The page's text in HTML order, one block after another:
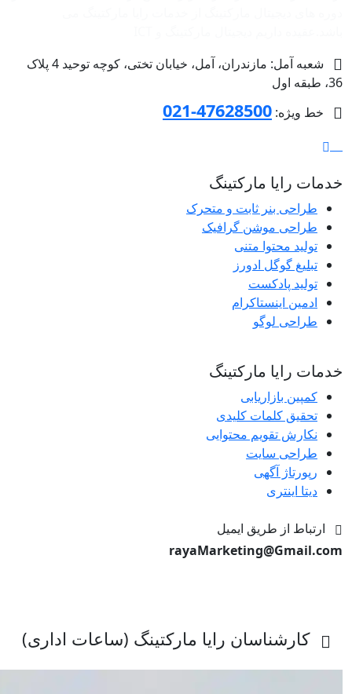
شعبه آمل: مازندران، آمل، خیابان تختی، کوچه توحید 4 پلاک
36، طبقه اول
خط ویژه: 47628500-021
خدمات رایا مارکتینگ
طراحی بنر ثابت و متحرک
طراحی موشن گرافیک
تولید محتوا متنی
تبلیغ گوگل ادورز
تولید پادکست
ادمین اینستاکرام
طراحی لوگو
خدمات رایا مارکتینگ
کمپین بازاریابی
تحقیق کلمات کلیدی
نکارش تقویم محتوایی
طراحی سایت
رپورتاژ آگهی
دیتا اینتری
ارتباط از طریق ایمیل
rayaMarketing@Gmail.com
کارشناسان رایا مارکتینگ (ساعات اداری)